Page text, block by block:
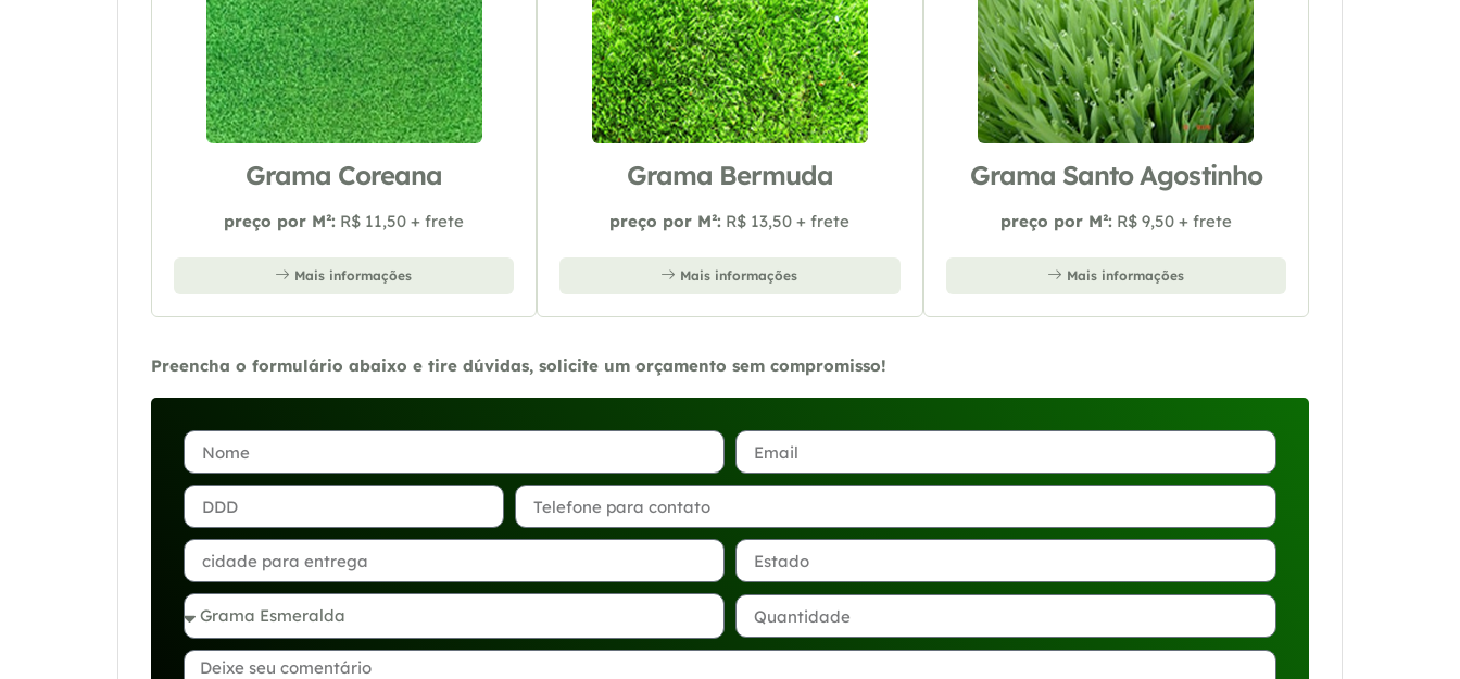
Grama Coreana
preço por M²: R$ 11,50 + frete
Mais informações
Grama Bermuda
preço por M²: R$ 13,50 + frete
Mais informações
Grama Santo Agostinho
preço por M²: R$ 9,50 + frete
Mais informações
Preencha o formulário abaixo e tire dúvidas, solicite um orçamento sem compromisso!